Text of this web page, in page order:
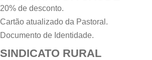
20% de desconto.
Cartão atualizado da Pastoral.
Documento de Identidade.
SINDICATO RURAL